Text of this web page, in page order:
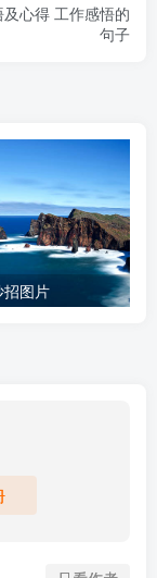
心得 工作感悟的
句子
图片